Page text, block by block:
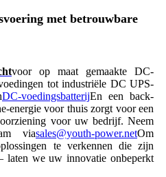
met betrouwbare
voor op maat gemaakte DC-
tot industriële DC UPS-
DC-voedingsbatterijEn een back-
energie voor thuis zorgt voor een
voor uw bedrijf. Neem
viasales@youth-power.netOm
te verkennen die zijn
laten we uw innovatie onbeperkt